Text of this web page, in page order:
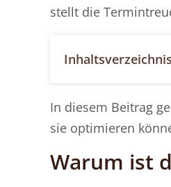
stellt die
Inhaltsverzeichnis
In diesem Beitrag
sie optimieren
Warum ist